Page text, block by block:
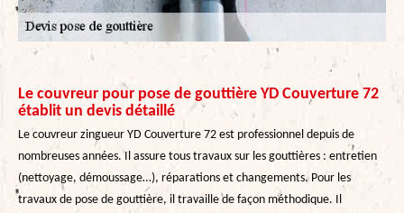
Le couvreur pour pose de gouttière YD Couverture 72
établit un devis détaillé
Le couvreur zingueur YD Couverture 72 est professionnel depuis de
nombreuses années. Il assure tous travaux sur les gouttières : entretien
(nettoyage, démoussage…), réparations et changements. Pour les
travaux de pose de gouttière, il travaille de façon méthodique. Il